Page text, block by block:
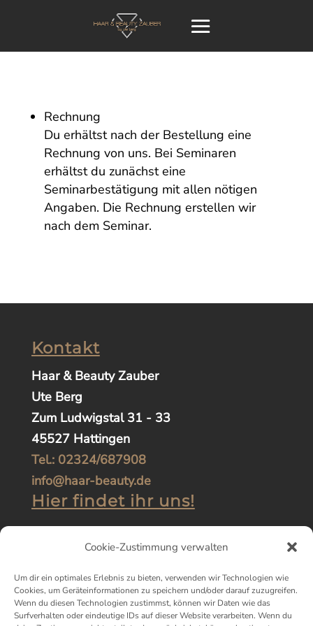
Cookie-Zustimmung verwalten
Um dir ein optimales Erlebnis zu bieten, verwenden wir Technologien wie
Cookies, um Geräteinformationen zu speichern und/oder darauf zuzugreifen.
Wenn du diesen Technologien zustimmst, können wir Daten wie das
Surfverhalten oder eindeutige IDs auf dieser Website verarbeiten. Wenn du
Rechnung
Du erhältst nach der Bestellung eine
Rechnung von uns. Bei Seminaren
erhältst du zunächst eine
Seminarbestätigung mit allen nötigen
Angaben. Die Rechnung erstellen wir
nach dem Seminar.
Kontakt
Haar & Beauty Zauber
Ute Berg
Zum Ludwigstal 31 - 33
45527 Hattingen
Tel.: 02324/687908
info@haar-beauty.de
Hier findet ihr uns!